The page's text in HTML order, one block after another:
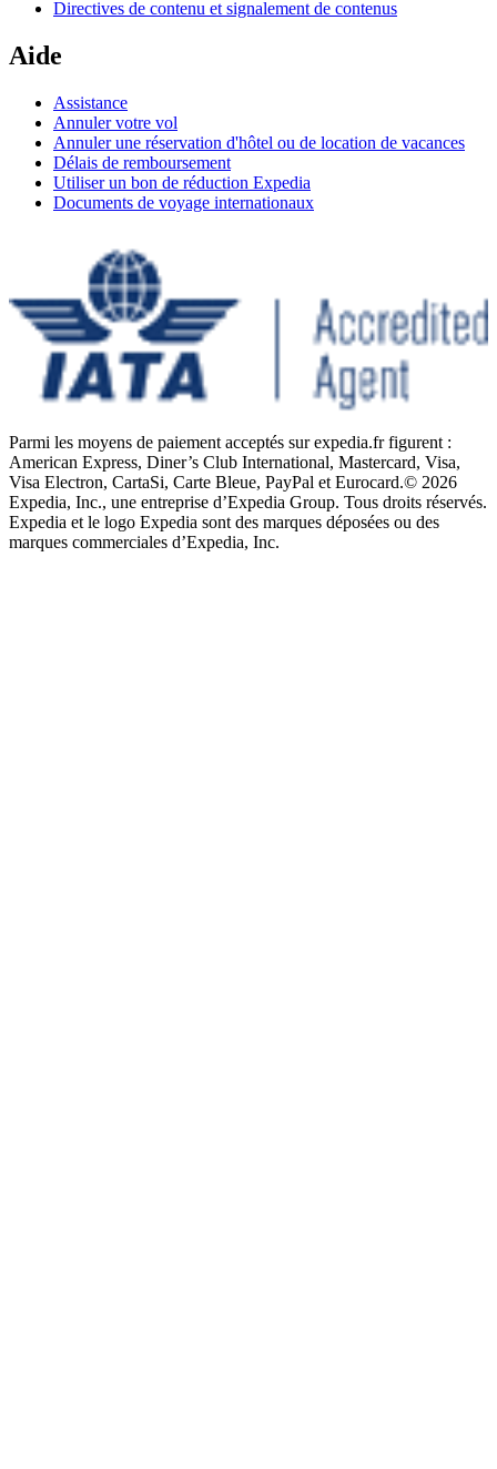
Directives de contenu et signalement de contenus
Aide
Assistance
Annuler votre vol
Annuler une réservation d'hôtel ou de location de vacances
Délais de remboursement
Utiliser un bon de réduction Expedia
Documents de voyage internationaux
Parmi les moyens de paiement acceptés sur expedia.fr figurent :
American Express, Diner’s Club International, Mastercard, Visa,
Visa Electron, CartaSi, Carte Bleue, PayPal et Eurocard.© 2026
Expedia, Inc., une entreprise d’Expedia Group. Tous droits réservés.
Expedia et le logo Expedia sont des marques déposées ou des
marques commerciales d’Expedia, Inc.